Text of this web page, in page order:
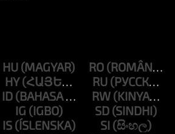
HU
HY
ID
IG
IS
RO
RU
RW
SD
SI